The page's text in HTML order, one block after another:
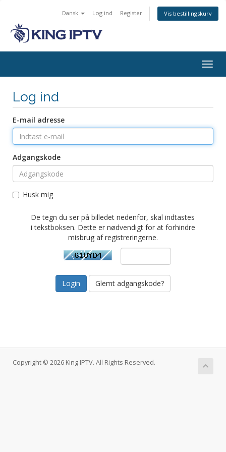
Dansk Log ind Register Vis bestillingskurv
Log ind
E-mail adresse
Adgangskode
Husk mig
De tegn du ser på billedet nedenfor, skal indtastes
i tekstboksen. Dette er nødvendigt for at forhindre
misbrug af registreringerne.
Glemt adgangskode?
Copyright © 2026 King IPTV. All Rights Reserved.